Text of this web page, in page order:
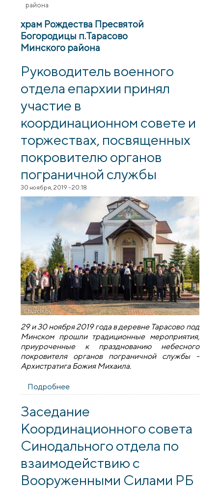
района
храм Рождества Пресвятой
Богородицы п.Тарасово
Минского района
​​​​​​​Руководитель военного
отдела епархии принял
участие в
координационном совете и
торжествах, посвященных
покровителю органов
пограничной службы
30 ноября, 2019 - 20:18
29 и 30 ноября 2019 года в деревне Тарасово под
Минском прошли традиционные мероприятия,
приуроченные к празднованию небесного
покровителя органов пограничной службы -
Архистратига Божия Михаила.
Подробнее
епархии принял участие в
посвященных покровителю органов
пограничной службы
Заседание
Координационного совета
Синодального отдела по
взаимодействию с
Вооруженными Силами РБ